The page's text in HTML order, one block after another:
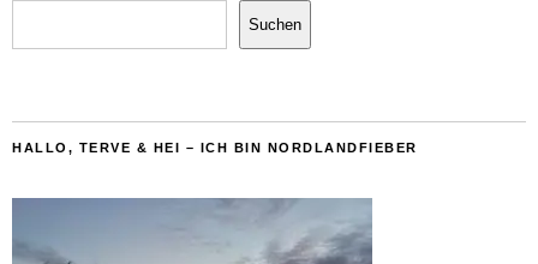
Suchen
HALLO, TERVE & HEI – ICH BIN NORDLANDFIEBER